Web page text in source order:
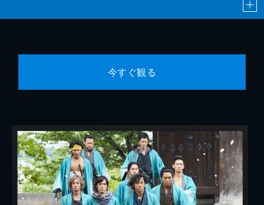
今すぐ観る